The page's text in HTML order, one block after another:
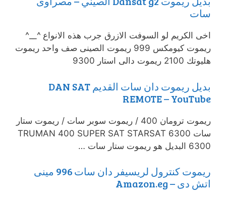
سات
اخى الكريم لو السوفت الازرق جرب هذه الانواع ^__^
ريموت كيومكس 999 ريموت الصينى صف واحد ريموت
هليوتك 2100 ريموت دالى استار 9300
بديل ريموت دان سات القديم DAN SAT
REMOTE – YouTube
ريموت ترومان 400 / ريموت سوبر سات / ريموت ستار
سات 6300 TRUMAN 400 SUPER SAT STARSAT
6300 البديل هو ريموت ستار سات …
ريموت كنترول لريسيفر دان سات 996 مينى
اتش دى – Amazon.eg